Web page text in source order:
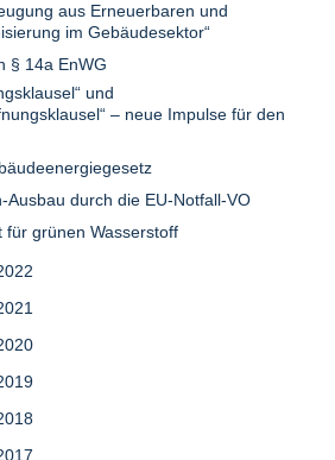
aus Erneuerbaren und
im Gebäudesektor“
§ 14a EnWG
und
– neue Impulse für den
Ausbau durch die EU-Notfall-VO
für grünen Wasserstoff